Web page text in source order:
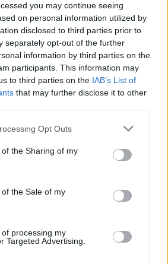
you may continue seeing
on personal information utilized by
disclosed to third parties prior to
separately opt-out of the further
information by third parties on the
participants. This information may
to third parties on the IAB’s List of
that may further disclose it to other
Opt Outs
the Sharing of my
the Sale of my
processing my
Targeted Advertising.
τύπου Α που
τα 12 ανήκαν στον
και πέντε ανήκαν στον
θετικά δείγματα στην
επιτήρησης Sentinel ΠΦΥ),
του δικτύου επιτήρησης
σποραδικών μόνο